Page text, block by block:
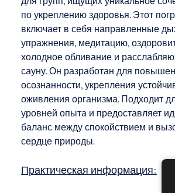
по укреплению здоровья. Этот
включает в себя направленные
упражнения, медитацию,
холодное обливание и
сауну. Он разработан для
осознанности, укрепления
оживления организма. Подходит
уровней опыта и предоставляет
баланс между спокойствием и
сердце природы.
Практическая информация: